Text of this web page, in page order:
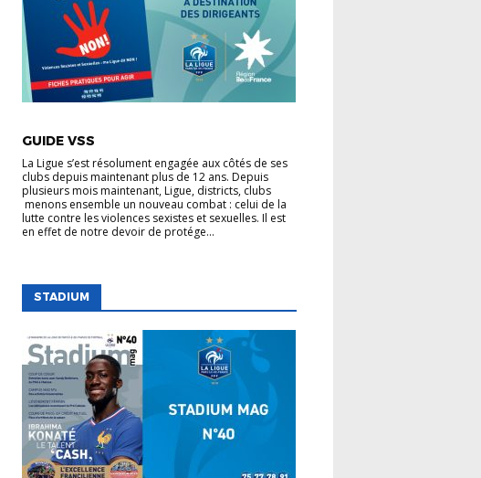
GUIDE VSS
La Ligue s’est résolument engagée aux côtés de ses
clubs depuis maintenant plus de 12 ans. Depuis
plusieurs mois maintenant, Ligue, districts, clubs
menons ensemble un nouveau combat : celui de la
lutte contre les violences sexistes et sexuelles. Il est
en effet de notre devoir de protége...
STADIUM